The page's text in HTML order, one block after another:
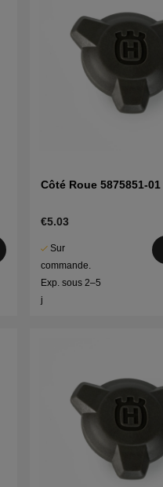
Côté Roue 5875851-01
€5.03
Sur
commande.
Exp. sous 2–5
j